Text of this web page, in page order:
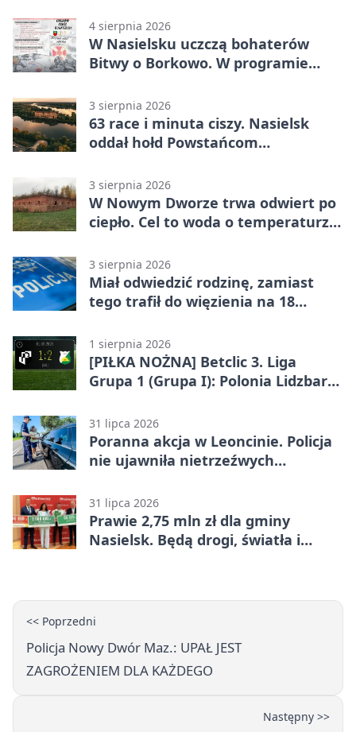
4 sierpnia 2026
W Nasielsku uczczą bohaterów
Bitwy o Borkowo. W programie
3 sierpnia 2026
63 race i minuta ciszy. Nasielsk
oddał hołd Powstańcom
3 sierpnia 2026
W Nowym Dworze trwa odwiert po
ciepło. Cel to woda o temperaturze
3 sierpnia 2026
Miał odwiedzić rodzinę, zamiast
tego trafił do więzienia na 18
1 sierpnia 2026
[PIŁKA NOŻNA] Betclic 3. Liga
Grupa 1 (Grupa I): Polonia Lidzbark
Mazowiecki 1:2
31 lipca 2026
Poranna akcja w Leoncinie. Policja
nie ujawniła nietrzeźwych
31 lipca 2026
Prawie 2,75 mln zł dla gminy
Nasielsk. Będą drogi, światła i
<< Poprzedni
Policja Nowy Dwór Maz.: UPAŁ JEST
ZAGROŻENIEM DLA KAŻDEGO
Następny >>